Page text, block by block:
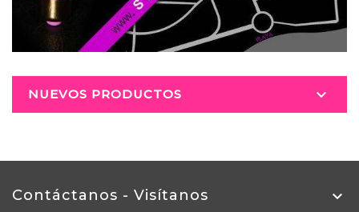
NUEVOS PRODUCTOS 
Contáctanos - Visítanos 